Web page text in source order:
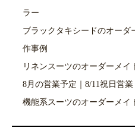
ラー
ブラックタキシードのオーダ
作事例
リネンスーツのオーダーメ
8月の営業予定｜8/11祝日営
機能系スーツのオーダーメイ